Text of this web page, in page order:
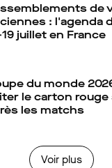
de
: l'agenda
19 juillet en France
du monde
le carton rouge
les matchs
Voir plus